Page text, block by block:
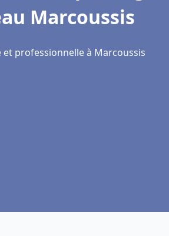
Marcoussis
professionnelle à Marcoussis